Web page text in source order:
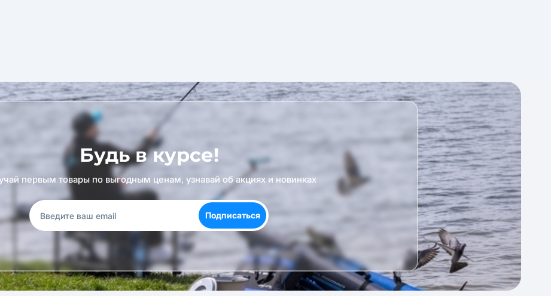
Будь в курсе!
первым товары по выгодным ценам, узнавай об акциях и новинках
Подписаться